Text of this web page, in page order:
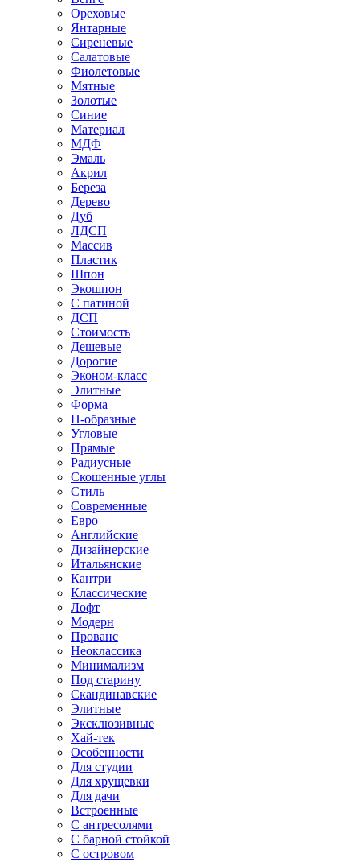
Ореховые
Янтарные
Сиреневые
Салатовые
Фиолетовые
Мятные
Золотые
Синие
Материал
МДФ
Эмаль
Акрил
Береза
Дерево
Дуб
ЛДСП
Массив
Пластик
Шпон
Экошпон
С патиной
ДСП
Стоимость
Дешевые
Дорогие
Эконом-класс
Элитные
Форма
П-образные
Угловые
Прямые
Радиусные
Скошенные углы
Стиль
Современные
Евро
Английские
Дизайнерские
Итальянские
Кантри
Классические
Лофт
Модерн
Прованс
Неоклассика
Минимализм
Под старину
Скандинавские
Элитные
Эксклюзивные
Хай-тек
Особенности
Для студии
Для хрущевки
Для дачи
Встроенные
С антресолями
С барной стойкой
С островом